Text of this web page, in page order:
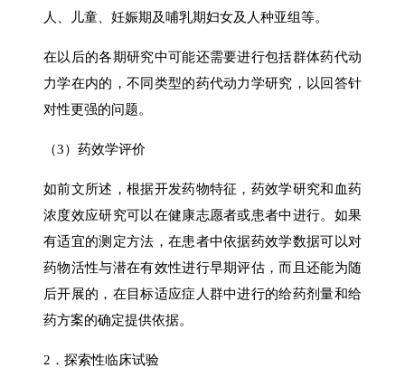
人、儿童、妊娠期及哺乳期妇女及人种亚组等。
在以后的各期研究中可能还需要进行包括群体药代动
力学在内的，不同类型的药代动力学研究，以回答针
对性更强的问题。
（3）药效学评价
如前文所述，根据开发药物特征，药效学研究和血药
浓度效应研究可以在健康志愿者或患者中进行。如果
有适宜的测定方法，在患者中依据药效学数据可以对
药物活性与潜在有效性进行早期评估，而且还能为随
后开展的，在目标适应症人群中进行的给药剂量和给
药方案的确定提供依据。
2．探索性临床试验